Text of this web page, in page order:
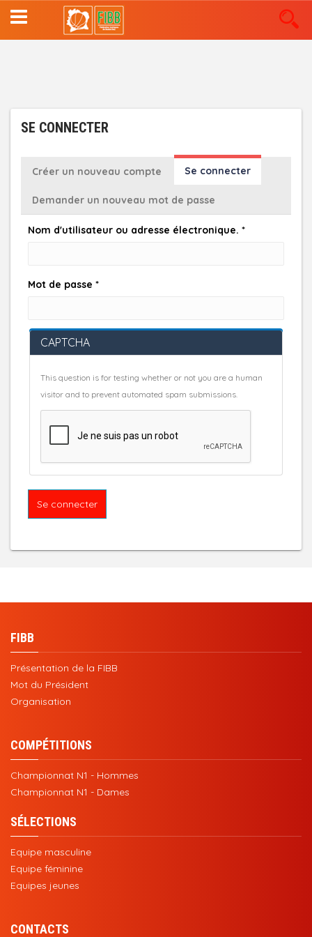
Aller
au
contenu
SE CONNECTER
ONGLETS
PRINCIPAUX
Créer un nouveau compte Se connecter
Demander un nouveau mot de passe
Nom d'utilisateur ou adresse électronique. *
Mot de passe *
CAPTCHA
This question is for testing whether or not you are a human
visitor and to prevent automated spam submissions.
Se connecter
FIBB
Présentation de la FIBB
Mot du Président
Organisation
COMPÉTITIONS
Championnat N1 - Hommes
Championnat N1 - Dames
SÉLECTIONS
Equipe masculine
Equipe féminine
Equipes jeunes
CONTACTS